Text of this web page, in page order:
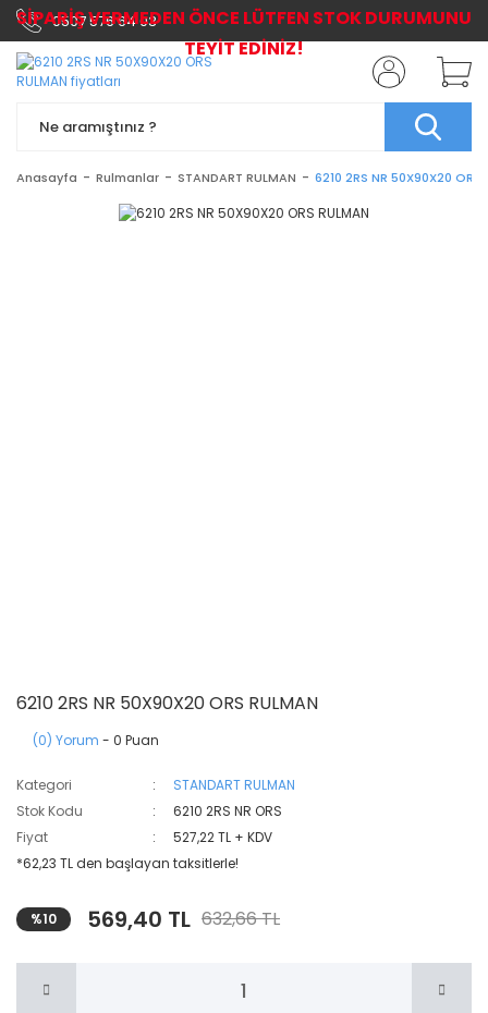
0507 576 64 03
Anasayfa Rulmanlar STANDART RULMAN 6210 2RS NR 50X90X20 ORS
6210 2RS NR 50X90X20 ORS RULMAN
(0) Yorum - 0 Puan
Kategori
STANDART RULMAN
Stok Kodu
6210 2RS NR ORS
Fiyat
527,22 TL + KDV
*62,23 TL den başlayan taksitlerle!
%10 569,40 TL 632,66 TL
SİPARİŞ VERMEDEN ÖNCE LÜTFEN STOK DURUMUNU
TEYİT EDİNİZ!